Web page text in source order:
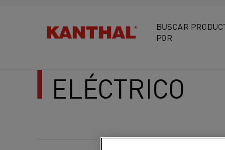
BUSCAR
POR
TRAVÉS DEL
ELÉCTRICO